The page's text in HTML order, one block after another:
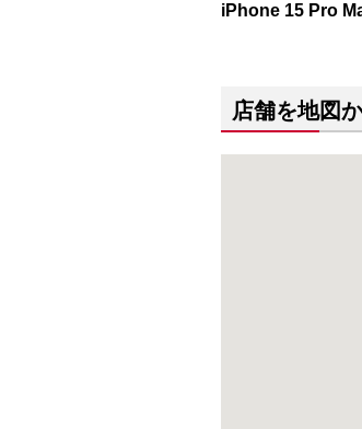
iPhone 15 Pro
店舗を地図